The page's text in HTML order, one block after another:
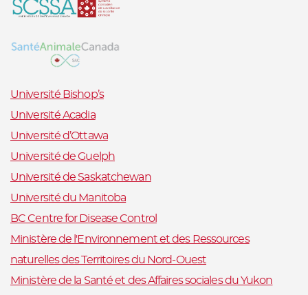
Université Bishop’s
Université Acadia
Université d’Ottawa
Université de Guelph
Université de Saskatchewan
Université du Manitoba
BC Centre for Disease Control
Ministère de l'Environnement et des Ressources
naturelles des Territoires du Nord-Ouest
Ministère de la Santé et des Affaires sociales du Yukon